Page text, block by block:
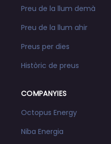
Preu de la llum demà
Preu de la llum ahir
Preus per dies
Històric de preus
COMPANYIES
Octopus Energy
Niba Energia